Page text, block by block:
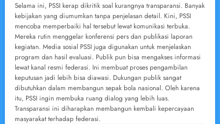
Selama ini, PSSI kerap dikritik soal kurangnya transparansi. Banyak
kebijakan yang diumumkan tanpa penjelasan detail. Kini, PSSI
mencoba memperbaiki hal tersebut lewat komunikasi terbuka.
Mereka rutin menggelar konferensi pers dan publikasi laporan
kegiatan. Media sosial PSSI juga digunakan untuk menjelaskan
program dan hasil evaluasi. Publik pun bisa mengakses informasi
lewat kanal resmi federasi. Ini membuat proses pengambilan
keputusan jadi lebih bisa diawasi. Dukungan publik sangat
dibutuhkan dalam membangun sepak bola nasional. Oleh karena
itu, PSSI ingin membuka ruang dialog yang lebih luas.
Transparansi ini diharapkan membangun kembali kepercayaan
masyarakat terhadap federasi.